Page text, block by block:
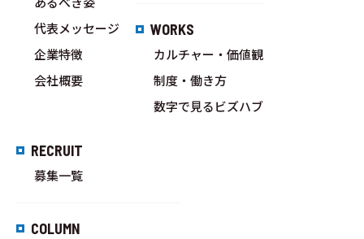
代表メッセージ
企業特徴
会社概要
WORKS
カルチャー・価値観
制度・働き方
数字で見るビズハブ
RECRUIT
募集一覧
COLUMN